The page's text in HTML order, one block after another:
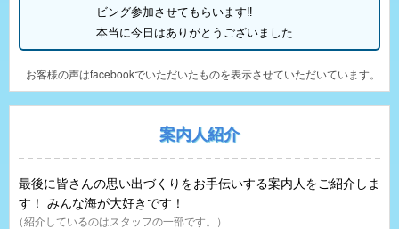
ビング参加させてもらいます‼
本当に今日はありがとうございました
お客様の声はfacebookでいただいたものを表示させていただいています。
案内人紹介
最後に皆さんの思い出づくりをお手伝いする案内人をご紹介しま
す！ みんな海が大好きです！
（紹介しているのはスタッフの一部です。）